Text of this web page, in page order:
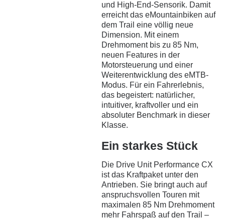
und High-End-Sensorik. Damit
erreicht das eMountainbiken auf
dem Trail eine völlig neue
Dimension. Mit einem
Drehmoment bis zu 85 Nm,
neuen Features in der
Motorsteuerung und einer
Weiterentwicklung des eMTB-
Modus. Für ein Fahrerlebnis,
das begeistert: natürlicher,
intuitiver, kraftvoller und ein
absoluter Benchmark in dieser
Klasse.
Ein starkes Stück
Die Drive Unit Performance CX
ist das Kraftpaket unter den
Antrieben. Sie bringt auch auf
anspruchsvollen Touren mit
maximalen 85 Nm Drehmoment
mehr Fahrspaß auf den Trail –